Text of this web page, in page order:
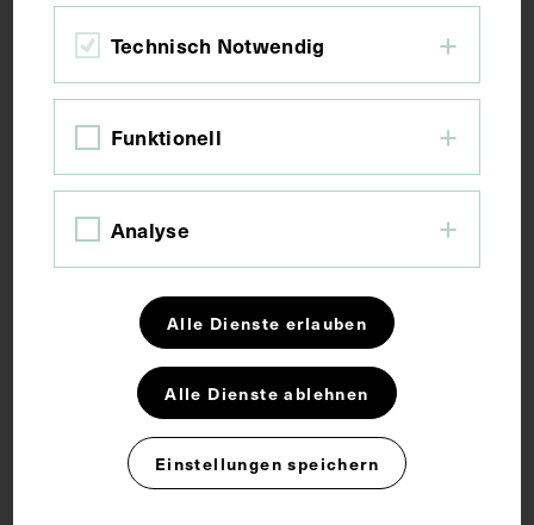
Maße
Bildmaß 12,6 x 9 cm
Schlagwörter
Gynäkologie
Kindbettfieber
Technisch Notwendig
Funktionell
Analyse
Alle Dienste erlauben
Alle Dienste ablehnen
Einstellungen speichern